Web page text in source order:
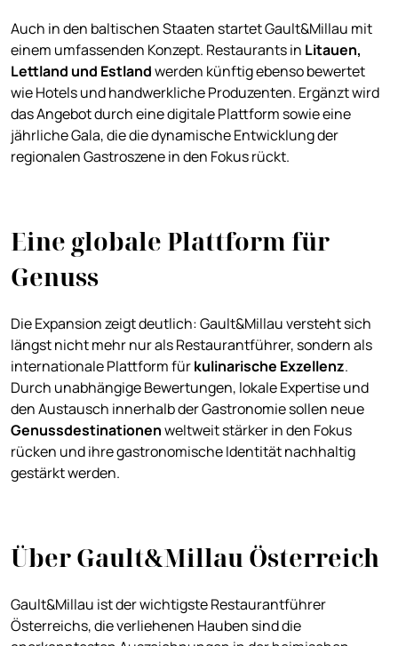
Auch in den baltischen Staaten startet Gault&Millau mit
einem umfassenden Konzept. Restaurants in Litauen,
Lettland und Estlandwerden künftig ebenso bewertet
wie Hotels und handwerkliche Produzenten. Ergänzt wird
das Angebot durch eine digitale Plattform sowie eine
jährliche Gala, die die dynamische Entwicklung der
regionalen Gastroszene in den Fokus rückt.
Eine globale Plattform für
Genuss
Die Expansion zeigt deutlich: Gault&Millau versteht sich
längst nicht mehr nur als Restaurantführer, sondern als
internationale Plattform fürkulinarische Exzellenz.
Durch unabhängige Bewertungen, lokale Expertise und
den Austausch innerhalb der Gastronomie sollen neue
Genussdestinationenweltweit stärker in den Fokus
rücken und ihre gastronomische Identität nachhaltig
gestärkt werden.
Über Gault&Millau Österreich
Gault&Millau ist der wichtigste Restaurantführer
Österreichs, die verliehenen Hauben sind die